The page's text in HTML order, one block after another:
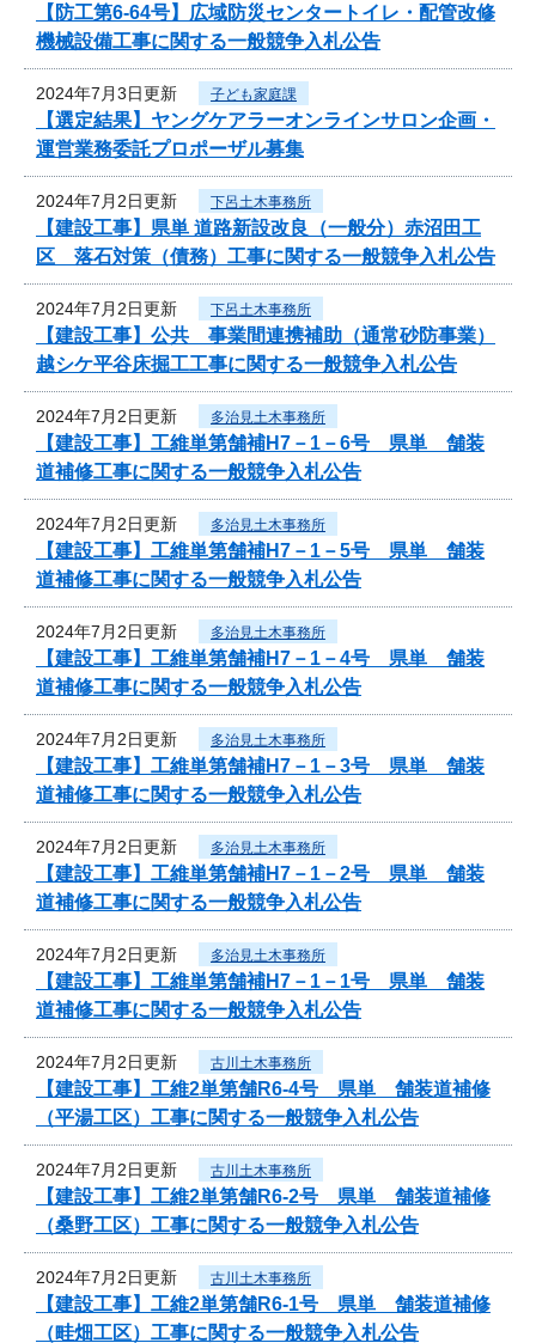
【防工第6-64号】広域防災センタートイレ・配管改修
機械設備工事に関する一般競争入札公告
2024年7月3日更新 子ども家庭課
【選定結果】ヤングケアラーオンラインサロン企画・
運営業務委託プロポーザル募集
2024年7月2日更新 下呂土木事務所
【建設工事】県単 道路新設改良（一般分）赤沼田工
区 落石対策（債務）工事に関する一般競争入札公告
2024年7月2日更新 下呂土木事務所
【建設工事】公共 事業間連携補助（通常砂防事業）
越シケ平谷床掘工工事に関する一般競争入札公告
2024年7月2日更新 多治見土木事務所
【建設工事】工維単第舗補H7－1－6号 県単 舗装
道補修工事に関する一般競争入札公告
2024年7月2日更新 多治見土木事務所
【建設工事】工維単第舗補H7－1－5号 県単 舗装
道補修工事に関する一般競争入札公告
2024年7月2日更新 多治見土木事務所
【建設工事】工維単第舗補H7－1－4号 県単 舗装
道補修工事に関する一般競争入札公告
2024年7月2日更新 多治見土木事務所
【建設工事】工維単第舗補H7－1－3号 県単 舗装
道補修工事に関する一般競争入札公告
2024年7月2日更新 多治見土木事務所
【建設工事】工維単第舗補H7－1－2号 県単 舗装
道補修工事に関する一般競争入札公告
2024年7月2日更新 多治見土木事務所
【建設工事】工維単第舗補H7－1－1号 県単 舗装
道補修工事に関する一般競争入札公告
2024年7月2日更新 古川土木事務所
【建設工事】工維2単第舗R6-4号 県単 舗装道補修
（平湯工区）工事に関する一般競争入札公告
2024年7月2日更新 古川土木事務所
【建設工事】工維2単第舗R6-2号 県単 舗装道補修
（桑野工区）工事に関する一般競争入札公告
2024年7月2日更新 古川土木事務所
【建設工事】工維2単第舗R6-1号 県単 舗装道補修
（畦畑工区）工事に関する一般競争入札公告